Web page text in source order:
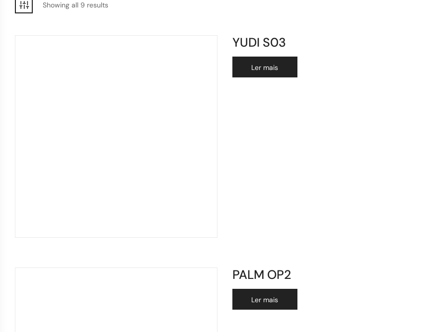
Showing all 9 results
YUDI S03
Ler mais
PALM OP2
Ler mais